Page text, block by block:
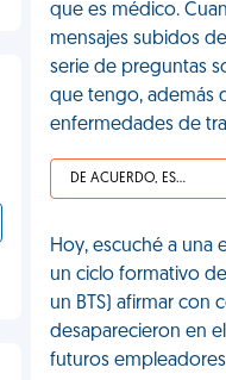
que es médico.
mensajes subidos
serie de preguntas
que tengo, además
enfermedades de
DE ACUERDO, ES UNA VIDA HP
Hoy, escuché a una
un ciclo formativo
un BTS) afirmar con
desaparecieron en
futuros